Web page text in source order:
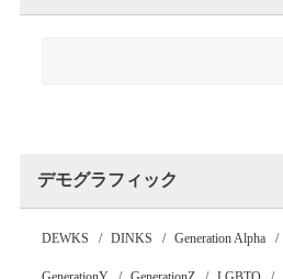
デモグラフィック
DEWKS DINKS Generation Alpha